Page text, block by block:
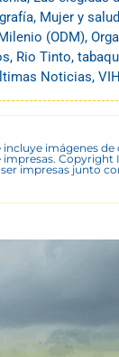
, Mujer y salud
(ODM),
, Rio Tinto,
Noticias,
incluye imágenes de
impresas. Copyright
impresas junto